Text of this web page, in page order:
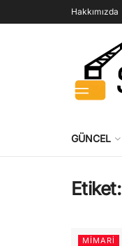
Hakkımızda
GÜNCEL
Etiket:
MIMARI